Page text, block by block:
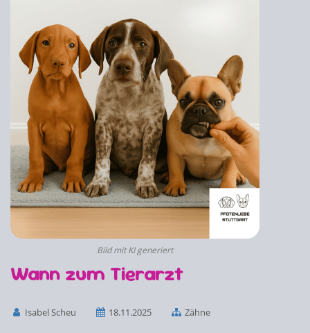
Bild mit KI generiert
Wann zum Tierarzt
Isabel Scheu 18.11.2025 Zähne